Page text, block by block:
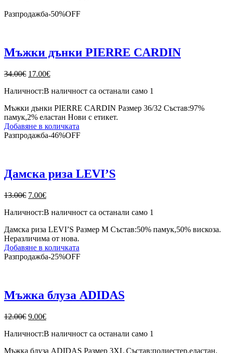
Разпродажба-50%OFF
Мъжки дънки PIERRE CARDIN
34.00€ Original
was:
17.00€Текущата
е:
Наличност:В наличност са останали само 1
Мъжки дънки PIERRE CARDIN Размер 36/32 Състав:97%
памук,2% еластан Нови с етикет.
Добавяне в количката
Разпродажба-46%OFF
Дамска риза LEVI’S
13.00€ Original
was:
7.00€Текущата
е:
Наличност:В наличност са останали само 1
Дамска риза LEVI’S Размер М Състав:50% памук,50% вискоза.
Неразличима от нова.
Добавяне в количката
Разпродажба-25%OFF
Мъжка блуза ADIDAS
12.00€ Original
was:
9.00€Текущата
е:
Наличност:В наличност са останали само 1
Мъжка блуза ADIDAS Размер 3XL Състав:полиестер,еластан.